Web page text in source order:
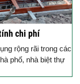
chi phí
rộng rãi trong các
phố, nhà biệt thự